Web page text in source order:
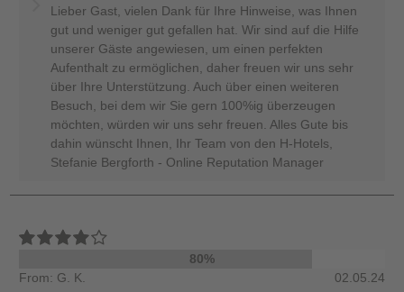
Lieber Gast, vielen Dank für Ihre Hinweise, was Ihnen
gut und weniger gut gefallen hat. Wir sind auf die Hilfe
unserer Gäste angewiesen, um einen perfekten
Aufenthalt zu ermöglichen, daher freuen wir uns sehr
über Ihre Unterstützung. Auch über einen weiteren
Besuch, bei dem wir Sie gern 100%ig überzeugen
möchten, würden wir uns sehr freuen. Alles Gute bis
dahin wünscht Ihnen, Ihr Team von den H-Hotels,
Stefanie Bergforth - Online Reputation Manager
80%
From: G. K.
02.05.24